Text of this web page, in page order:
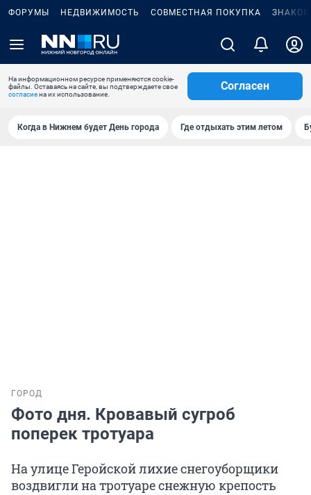
ФОРУМЫ НЕДВИЖИМОСТЬ СОВМЕСТНАЯ ПОКУПКА
На информационном ресурсе применяются cookie-
файлы. Оставаясь на сайте, вы подтверждаете свое
согласиена их использование.
Согласен
Когда в Нижнем будет День города Где отдыхать этим летом
ГОРОД
Фото дня. Кровавый сугроб
поперек тротуара
На улице Геройской лихие снегоуборщики
воздвигли на тротуаре снежную крепость